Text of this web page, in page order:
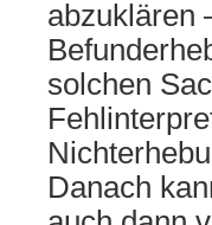
abzuklären
solchen
Danach